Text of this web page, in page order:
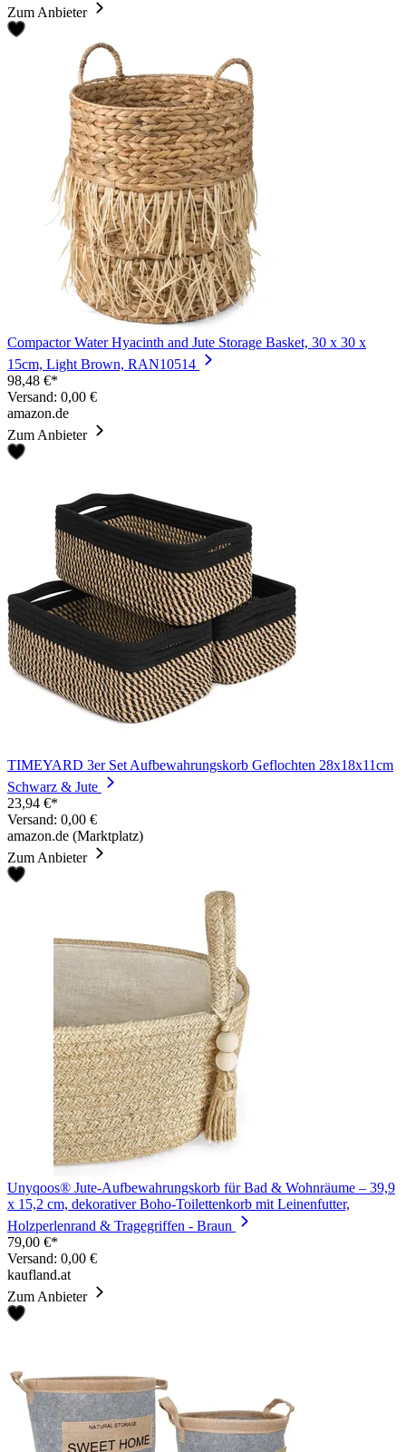
Zum Anbieter
Compactor Water Hyacinth and Jute Storage Basket, 30 x 30 x
15cm, Light Brown, RAN10514
98,48 €*
Versand: 0,00 €
amazon.de
Zum Anbieter
TIMEYARD 3er Set Aufbewahrungskorb Geflochten 28x18x11cm
Schwarz & Jute
23,94 €*
Versand: 0,00 €
amazon.de (Marktplatz)
Zum Anbieter
Unyqoos® Jute-Aufbewahrungskorb für Bad & Wohnräume – 39,9
x 15,2 cm, dekorativer Boho-Toilettenkorb mit Leinenfutter,
Holzperlenrand & Tragegriffen - Braun
79,00 €*
Versand: 0,00 €
kaufland.at
Zum Anbieter